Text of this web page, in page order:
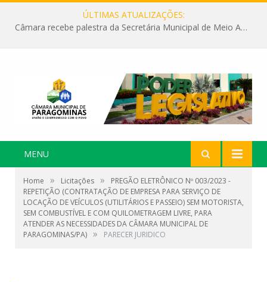
ÚLTIMAS ATUALIZAÇÕES:
Câmara recebe palestra da Secretária Municipal de Meio Ambiente sobre as ações da “SEMANA DO MEIO AMBIENTE”
MENU
Home » Licitações »
PREGÃO ELETRÔNICO Nº 003/2023 -
REPETIÇÃO (CONTRATAÇÃO DE EMPRESA PARA SERVIÇO DE
LOCAÇÃO DE VEÍCULOS (UTILITÁRIOS E PASSEIO) SEM MOTORISTA,
SEM COMBUSTÍVEL E COM QUILOMETRAGEM LIVRE, PARA
ATENDER AS NECESSIDADES DA CÂMARA MUNICIPAL DE
PARAGOMINAS/PA) » PARECER JURIDICO